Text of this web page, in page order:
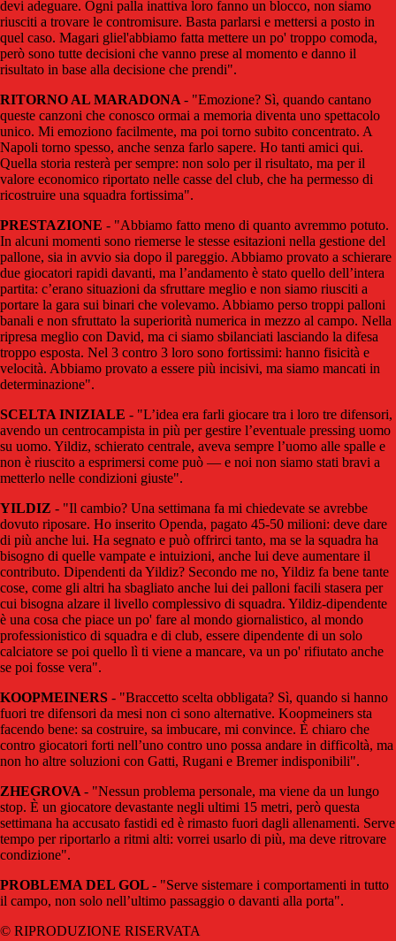
devi adeguare. Ogni palla inattiva loro fanno un blocco, non siamo
riusciti a trovare le contromisure. Basta parlarsi e mettersi a posto in
quel caso. Magari gliel'abbiamo fatta mettere un po' troppo comoda,
però sono tutte decisioni che vanno prese al momento e danno il
risultato in base alla decisione che prendi".
RITORNO AL MARADONA - "Emozione? Sì, quando cantano
queste canzoni che conosco ormai a memoria diventa uno spettacolo
unico. Mi emoziono facilmente, ma poi torno subito concentrato. A
Napoli torno spesso, anche senza farlo sapere. Ho tanti amici qui.
Quella storia resterà per sempre: non solo per il risultato, ma per il
valore economico riportato nelle casse del club, che ha permesso di
ricostruire una squadra fortissima".
PRESTAZIONE - "Abbiamo fatto meno di quanto avremmo potuto.
In alcuni momenti sono riemerse le stesse esitazioni nella gestione del
pallone, sia in avvio sia dopo il pareggio. Abbiamo provato a schierare
due giocatori rapidi davanti, ma l’andamento è stato quello dell’intera
partita: c’erano situazioni da sfruttare meglio e non siamo riusciti a
portare la gara sui binari che volevamo. Abbiamo perso troppi palloni
banali e non sfruttato la superiorità numerica in mezzo al campo. Nella
ripresa meglio con David, ma ci siamo sbilanciati lasciando la difesa
troppo esposta. Nel 3 contro 3 loro sono fortissimi: hanno fisicità e
velocità. Abbiamo provato a essere più incisivi, ma siamo mancati in
determinazione".
SCELTA INIZIALE - "L’idea era farli giocare tra i loro tre difensori,
avendo un centrocampista in più per gestire l’eventuale pressing uomo
su uomo. Yildiz, schierato centrale, aveva sempre l’uomo alle spalle e
non è riuscito a esprimersi come può — e noi non siamo stati bravi a
metterlo nelle condizioni giuste".
YILDIZ - "Il cambio? Una settimana fa mi chiedevate se avrebbe
dovuto riposare. Ho inserito Openda, pagato 45-50 milioni: deve dare
di più anche lui. Ha segnato e può offrirci tanto, ma se la squadra ha
bisogno di quelle vampate e intuizioni, anche lui deve aumentare il
contributo. Dipendenti da Yildiz? Secondo me no, Yildiz fa bene tante
cose, come gli altri ha sbagliato anche lui dei palloni facili stasera per
cui bisogna alzare il livello complessivo di squadra. Yildiz-dipendente
è una cosa che piace un po' fare al mondo giornalistico, al mondo
professionistico di squadra e di club, essere dipendente di un solo
calciatore se poi quello lì ti viene a mancare, va un po' rifiutato anche
se poi fosse vera".
KOOPMEINERS - "Braccetto scelta obbligata? Sì, quando si hanno
fuori tre difensori da mesi non ci sono alternative. Koopmeiners sta
facendo bene: sa costruire, sa imbucare, mi convince. È chiaro che
contro giocatori forti nell’uno contro uno possa andare in difficoltà, ma
non ho altre soluzioni con Gatti, Rugani e Bremer indisponibili".
ZHEGROVA - "Nessun problema personale, ma viene da un lungo
stop. È un giocatore devastante negli ultimi 15 metri, però questa
settimana ha accusato fastidi ed è rimasto fuori dagli allenamenti. Serve
tempo per riportarlo a ritmi alti: vorrei usarlo di più, ma deve ritrovare
condizione".
PROBLEMA DEL GOL - "Serve sistemare i comportamenti in tutto
il campo, non solo nell’ultimo passaggio o davanti alla porta".
© RIPRODUZIONE RISERVATA